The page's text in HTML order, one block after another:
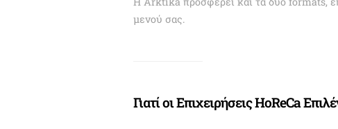
μενού σας.
Γιατί οι Επιχειρήσεις HoReCa